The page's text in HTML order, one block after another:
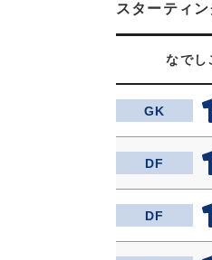
スターティ
なでし
GK
DF
DF